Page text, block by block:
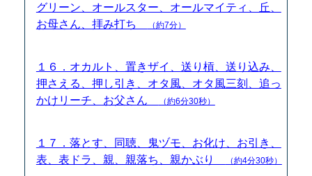
グリーン、オールスター、オールマイティ、丘、
お母さん、拝み打ち
（約7分）
１６．オカルト、置きザイ、送り槓、送り込み、
押さえる、押し引き、オタ風、オタ風三刻、追っ
かけリーチ、お父さん
（約6分30秒）
１７．落とす、同聴、鬼ヅモ、お化け、お引き、
表、表ドラ、親、親落ち、親かぶり
（約4分30秒）